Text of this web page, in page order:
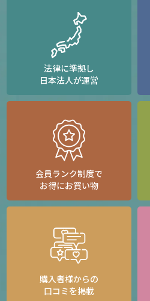
法律に準拠し
日本法人が運営
会員ランク制度で
お得にお買い物
購入者様からの
口コミを掲載